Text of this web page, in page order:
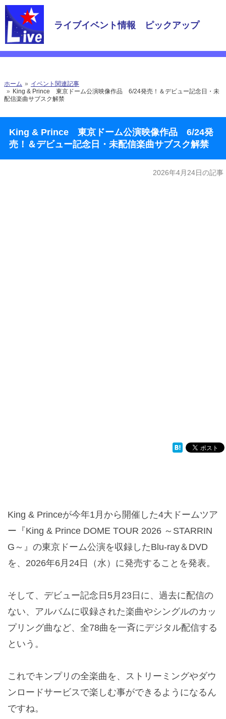
ライブイベント情報 ピックアップ
ホーム
イベント関連記事
King & Prince 東京ドーム公演映像作品 6/24発売！＆デビュー記念日・未
配信楽曲サブスク解禁
King & Prince 東京ドーム公演映像作品 6/24発
売！＆デビュー記念日・未配信楽曲サブスク解禁
2026年4月24日の記事
King & Princeが今年1月から開催した4大ドームツア
ー『King & Prince DOME TOUR 2026 ～STARRIN
G～』の東京ドーム公演を収録したBlu-ray＆DVD
を、2026年6月24日（水）に発売することを発表。
そして、デビュー記念日5月23日に、過去に配信の
ない、アルバムに収録された楽曲やシングルのカッ
プリング曲など、全78曲を一斉にデジタル配信する
という。
これでキンプリの全楽曲を、ストリーミングやダウ
ンロードサービスで楽しむ事ができるようになるん
ですね。